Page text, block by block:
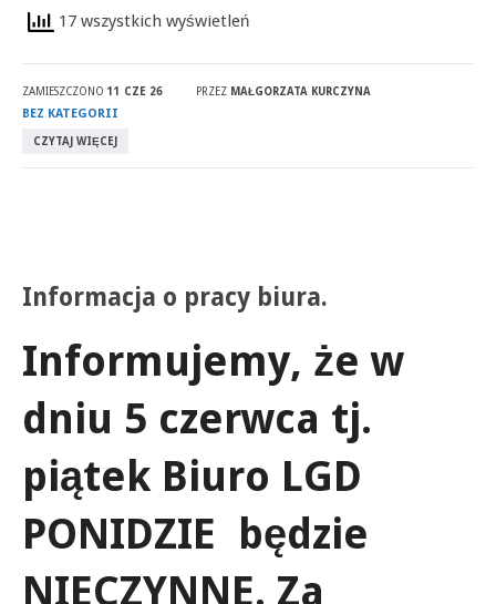
17 wszystkich wyświetleń
ZAMIESZCZONO 11 CZE 26 PRZEZ MAŁGORZATA KURCZYNA
BEZ KATEGORII
CZYTAJ WIĘCEJ
Informacja o pracy biura.
Informujemy, że w
dniu 5 czerwca tj.
piątek Biuro LGD
PONIDZIE będzie
NIECZYNNE. Za